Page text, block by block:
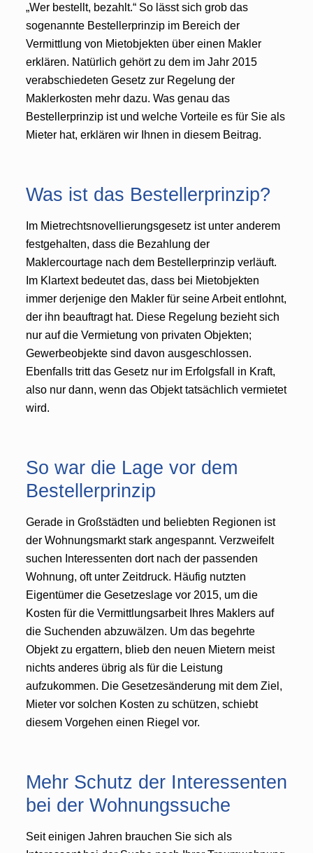
„Wer bestellt, bezahlt.“ So lässt sich grob das
sogenannte Bestellerprinzip im Bereich der
Vermittlung von Mietobjekten über einen Makler
erklären. Natürlich gehört zu dem im Jahr 2015
verabschiedeten Gesetz zur Regelung der
Maklerkosten mehr dazu. Was genau das
Bestellerprinzip ist und welche Vorteile es für Sie als
Mieter hat, erklären wir Ihnen in diesem Beitrag.
Was ist das Bestellerprinzip?
Im Mietrechtsnovellierungsgesetz ist unter anderem
festgehalten, dass die Bezahlung der
Maklercourtage nach dem Bestellerprinzip verläuft.
Im Klartext bedeutet das, dass bei Mietobjekten
immer derjenige den Makler für seine Arbeit entlohnt,
der ihn beauftragt hat. Diese Regelung bezieht sich
nur auf die Vermietung von privaten Objekten;
Gewerbeobjekte sind davon ausgeschlossen.
Ebenfalls tritt das Gesetz nur im Erfolgsfall in Kraft,
also nur dann, wenn das Objekt tatsächlich vermietet
wird.
So war die Lage vor dem
Bestellerprinzip
Gerade in Großstädten und beliebten Regionen ist
der Wohnungsmarkt stark angespannt. Verzweifelt
suchen Interessenten dort nach der passenden
Wohnung, oft unter Zeitdruck. Häufig nutzten
Eigentümer die Gesetzeslage vor 2015, um die
Kosten für die Vermittlungsarbeit Ihres Maklers auf
die Suchenden abzuwälzen. Um das begehrte
Objekt zu ergattern, blieb den neuen Mietern meist
nichts anderes übrig als für die Leistung
aufzukommen. Die Gesetzesänderung mit dem Ziel,
Mieter vor solchen Kosten zu schützen, schiebt
diesem Vorgehen einen Riegel vor.
Mehr Schutz der Interessenten
bei der Wohnungssuche
Seit einigen Jahren brauchen Sie sich als